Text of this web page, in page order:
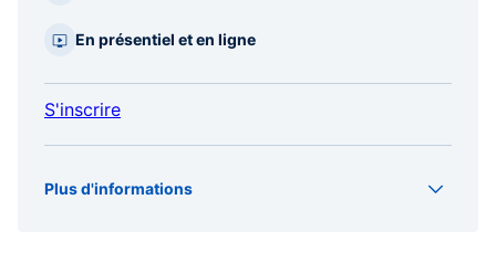
En présentiel et en ligne
S'inscrire
Plus d'informations